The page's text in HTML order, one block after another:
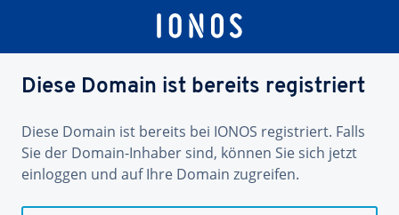
Diese Domain ist bereits registriert
Diese Domain ist bereits bei IONOS registriert. Falls
Sie der Domain-Inhaber sind, können Sie sich jetzt
einloggen und auf Ihre Domain zugreifen.